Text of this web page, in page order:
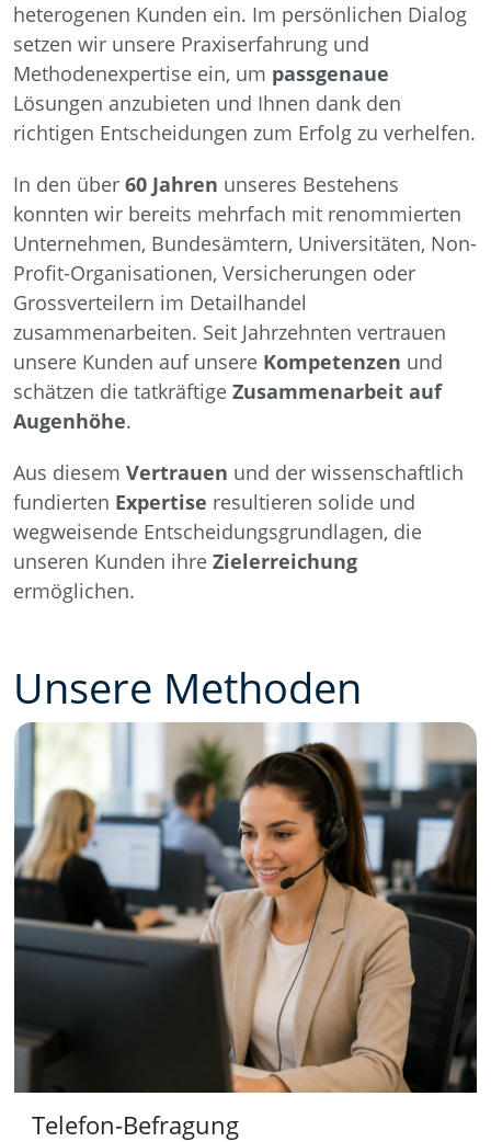
heterogenen Kunden ein. Im persönlichen Dialog
setzen wir unsere Praxiserfahrung und
Methodenexpertise ein, um passgenaue
Lösungen anzubieten und Ihnen dank den
richtigen Entscheidungen zum Erfolg zu verhelfen.
In den über 60 Jahren unseres Bestehens
konnten wir bereits mehrfach mit renommierten
Unternehmen, Bundesämtern, Universitäten, Non-
Profit-Organisationen, Versicherungen oder
Grossverteilern im Detailhandel
zusammenarbeiten. Seit Jahrzehnten vertrauen
unsere Kunden auf unsere Kompetenzen und
schätzen die tatkräftige Zusammenarbeit auf
Augenhöhe.
Aus diesem Vertrauen und der wissenschaftlich
fundierten Expertise resultieren solide und
wegweisende Entscheidungsgrundlagen, die
unseren Kunden ihre Zielerreichung
ermöglichen.
Unsere Methoden
Telefon-Befragung